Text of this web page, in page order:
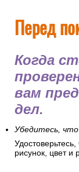
Перед
Когда
вам
дел.
Убедитесь, что
рисунок, цвет и